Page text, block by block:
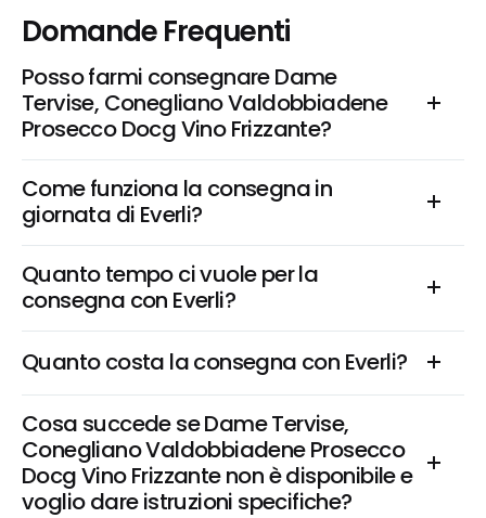
Domande Frequenti
Posso farmi consegnare Dame
Tervise, Conegliano Valdobbiadene
Prosecco Docg Vino Frizzante?
Come funziona la consegna in
giornata di Everli?
Quanto tempo ci vuole per la
consegna con Everli?
Quanto costa la consegna con Everli?
Cosa succede se Dame Tervise,
Conegliano Valdobbiadene Prosecco
Docg Vino Frizzante non è disponibile e
voglio dare istruzioni specifiche?